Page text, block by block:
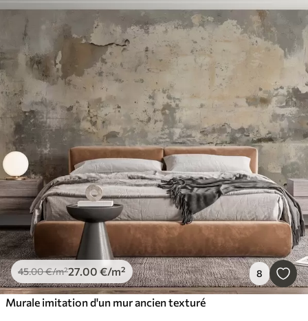
45.00€/m²27.00 €/m² 8
Murale imitation d'un mur ancien texturé